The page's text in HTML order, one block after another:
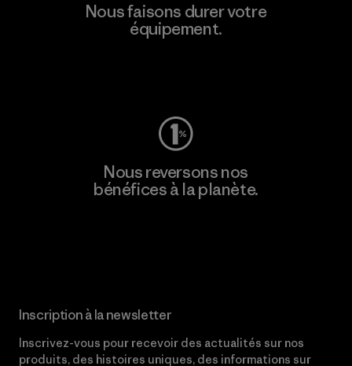
Nous faisons durer votre
équipement.
Nous reversons nos
bénéfices à la planète.
Inscription à la newsletter
Inscrivez-vous pour recevoir des actualités sur nos
produits, des histoires uniques, des informations sur